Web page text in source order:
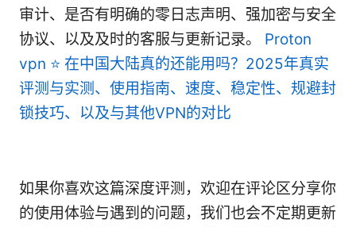
审计、是否有明确的零日志声明、强加密与安全
协议、以及及时的客服与更新记录。 Proton
vpn ⭐ 在中国大陆真的还能用吗？2025年真实
评测与实测、使用指南、速度、稳定性、规避封
锁技巧、以及与其他VPN的对比
如果你喜欢这篇深度评测，欢迎在评论区分享你
的使用体验与遇到的问题，我们也会不定期更新